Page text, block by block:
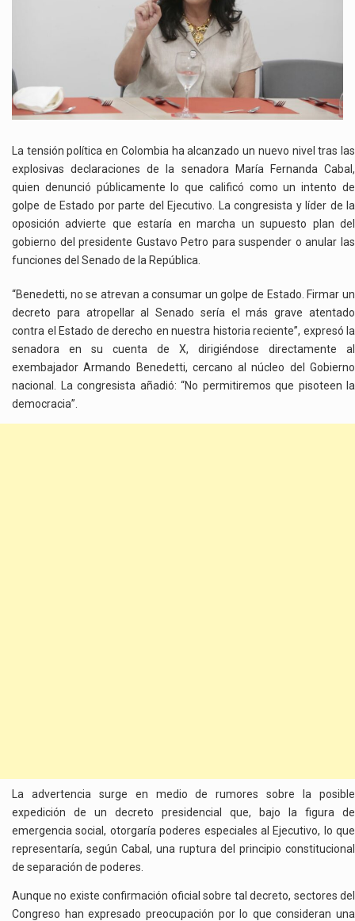
PRESUNTO
INTENTO
DE
GOLPE
INSTITUCIONAL
DESDE
EL
La tensión política en Colombia ha alcanzado un nuevo nivel tras las
explosivas declaraciones de la senadora María Fernanda Cabal,
quien denunció públicamente lo que calificó como un intento de
golpe de Estado por parte del Ejecutivo. La congresista y líder de la
oposición advierte que estaría en marcha un supuesto plan del
gobierno del presidente Gustavo Petro para suspender o anular las
funciones del Senado de la República.
“Benedetti, no se atrevan a consumar un golpe de Estado. Firmar un
decreto para atropellar al Senado sería el más grave atentado
contra el Estado de derecho en nuestra historia reciente”, expresó la
senadora en su cuenta de X, dirigiéndose directamente al
exembajador Armando Benedetti, cercano al núcleo del Gobierno
nacional. La congresista añadió: “No permitiremos que pisoteen la
democracia”.
La advertencia surge en medio de rumores sobre la posible
expedición de un decreto presidencial que, bajo la figura de
emergencia social, otorgaría poderes especiales al Ejecutivo, lo que
representaría, según Cabal, una ruptura del principio constitucional
de separación de poderes.
Aunque no existe confirmación oficial sobre tal decreto, sectores del
Congreso han expresado preocupación por lo que consideran una